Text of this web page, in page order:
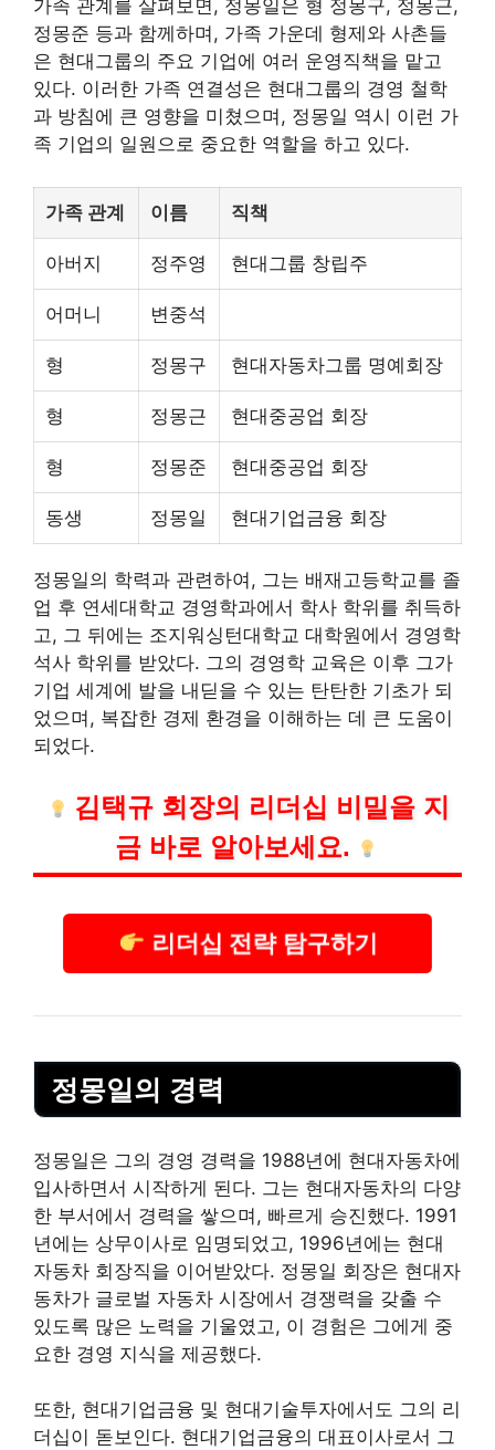
가족 관계를 살펴보면, 정몽일은 형 정몽구, 정몽근,
정몽준 등과 함께하며, 가족 가운데 형제와 사촌들
은 현대그룹의 주요 기업에 여러 운영직책을 맡고
있다. 이러한 가족 연결성은 현대그룹의 경영 철학
과 방침에 큰 영향을 미쳤으며, 정몽일 역시 이런 가
족 기업의 일원으로 중요한 역할을 하고 있다.
가족 관계 이름 직책
아버지 정주영 현대그룹 창립주
어머니 변중석
형 정몽구 현대자동차그룹 명예회장
형 정몽근 현대중공업 회장
형 정몽준 현대중공업 회장
동생 정몽일 현대기업금융 회장
정몽일의 학력과 관련하여, 그는 배재고등학교를 졸
업 후 연세대학교 경영학과에서 학사 학위를 취득하
고, 그 뒤에는 조지워싱턴대학교 대학원에서 경영학
석사 학위를 받았다. 그의 경영학 교육은 이후 그가
기업 세계에 발을 내딛을 수 있는 탄탄한 기초가 되
었으며, 복잡한 경제 환경을 이해하는 데 큰 도움이
되었다.
김택규 회장의 리더십 비밀을 지
금 바로 알아보세요.
리더십 전략 탐구하기
정몽일의 경력
정몽일은 그의 경영 경력을 1988년에 현대자동차에
입사하면서 시작하게 된다. 그는 현대자동차의 다양
한 부서에서 경력을 쌓으며, 빠르게 승진했다. 1991
년에는 상무이사로 임명되었고, 1996년에는 현대
자동차 회장직을 이어받았다. 정몽일 회장은 현대자
동차가 글로벌 자동차 시장에서 경쟁력을 갖출 수
있도록 많은 노력을 기울였고, 이 경험은 그에게 중
요한 경영 지식을 제공했다.
또한, 현대기업금융 및 현대기술투자에서도 그의 리
더십이 돋보인다. 현대기업금융의 대표이사로서 그